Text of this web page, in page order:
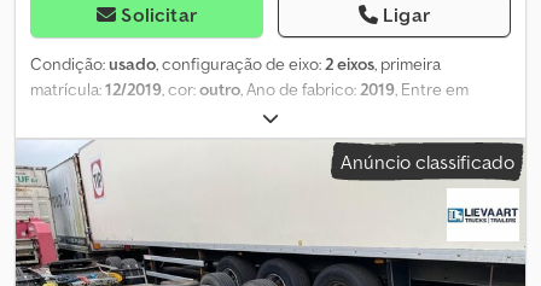
Solicitar Ligar
Condição:usado, configuração de eixo: 2 eixos, primeira
matrícula:12/2019 , cor:outro , Ano de fabrico: 2019 , Entre em
contato conosco para mais informações. Crjdpfx Alozhlqhj Rsf
Anúncio classificado